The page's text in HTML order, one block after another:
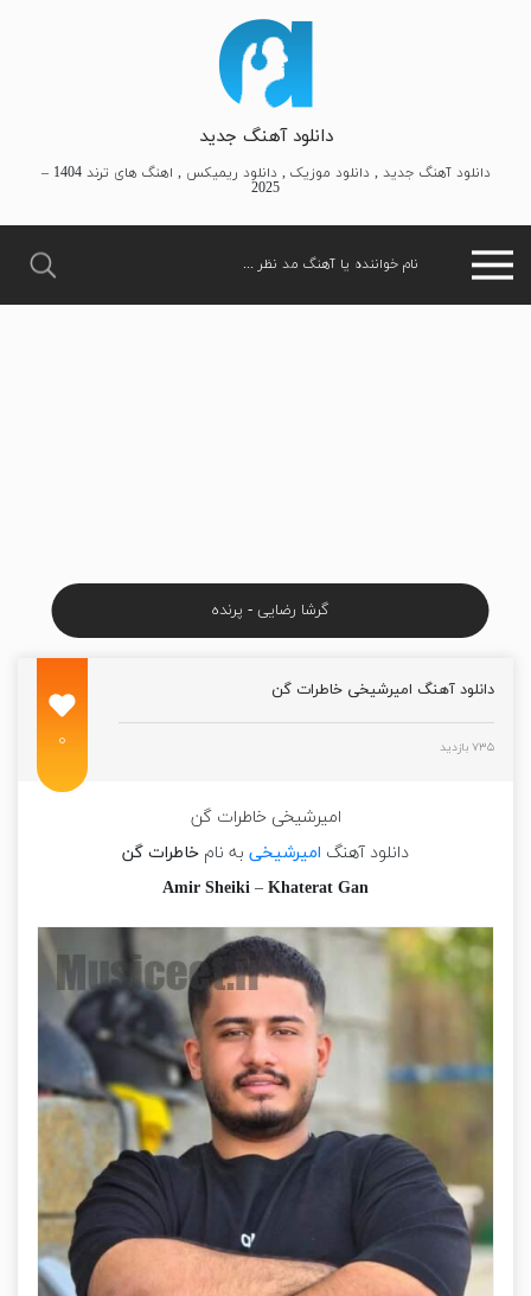
دانلود آهنگ جدید
دانلود آهنگ جدید , دانلود موزیک , دانلود ریمیکس , اهنگ های ترند 1404 –
2025
گرشا رضایی - پرنده
دانلود آهنگ امیرشیخی خاطرات گن
۷۳۵ بازدید ۰
امیرشیخی خاطرات گن
دانلود آهنگ امیرشیخی به نام خاطرات گن
Amir Sheiki – Khaterat Gan